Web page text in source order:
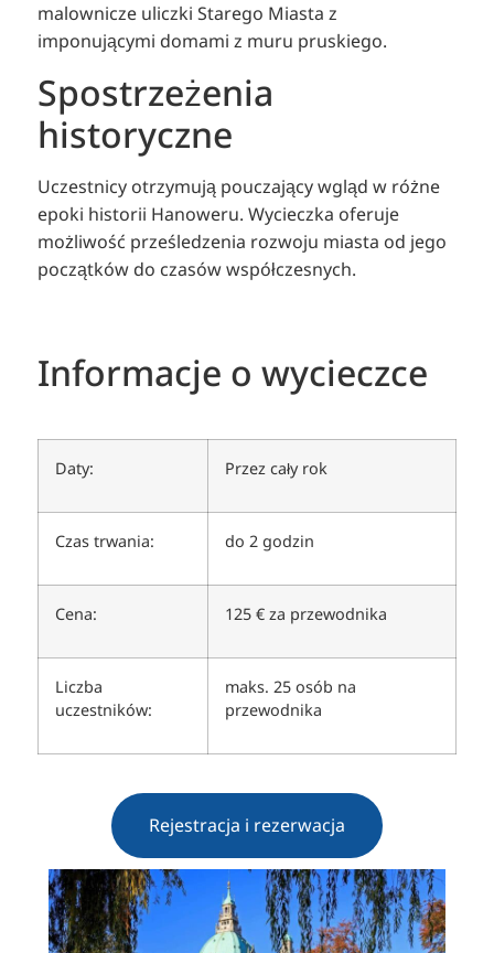
malownicze uliczki Starego Miasta z
imponującymi domami z muru pruskiego.
Spostrzeżenia
historyczne
Uczestnicy otrzymują pouczający wgląd w różne
epoki historii Hanoweru. Wycieczka oferuje
możliwość prześledzenia rozwoju miasta od jego
początków do czasów współczesnych.
Informacje o wycieczce
Daty: Przez cały rok
Czas trwania: do 2 godzin
Cena: 125 € za przewodnika
Liczba
uczestników:
maks. 25 osób na
przewodnika
Rejestracja i rezerwacja